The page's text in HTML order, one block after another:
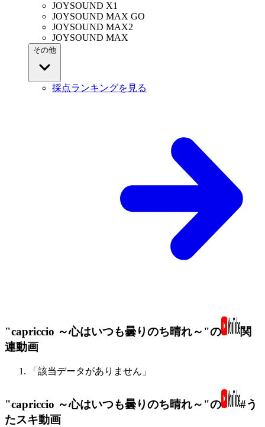
JOYSOUND X1
JOYSOUND MAX GO
JOYSOUND MAX2
JOYSOUND MAX
その他
採点ランキングを見る
"capriccio ～心はいつも曇りのち晴れ～"の
関
連動画
「該当データがありません」
"capriccio ～心はいつも曇りのち晴れ～"の
#う
たスキ動画